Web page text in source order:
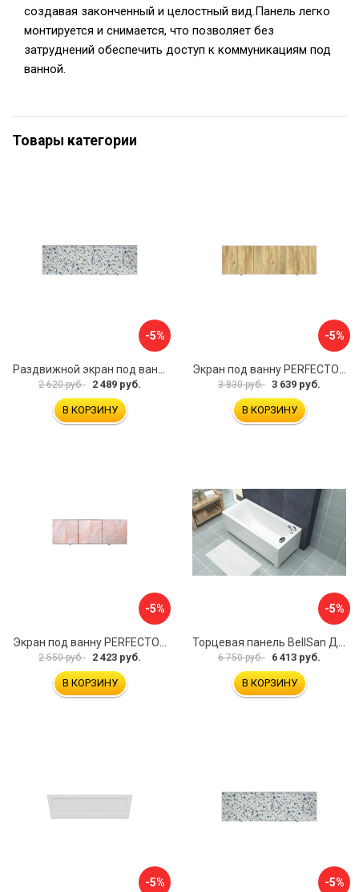
создавая законченный и целостный вид.Панель легко
монтируется и снимается, что позволяет без
затруднений обеспечить доступ к коммуникациям под
ванной.
Товары категории
-5%
2 620 руб. 2 489 руб.
В КОРЗИНУ
-5%
3 830 руб. 3 639 руб.
В КОРЗИНУ
-5%
Экран под ванну PERFECTO LINEA 36-000157
2 550 руб. 2 423 руб.
В КОРЗИНУ
-5%
Торцевая панель BellSan Даниелла 4627171531049
6 750 руб. 6 413 руб.
В КОРЗИНУ
-5% -5%